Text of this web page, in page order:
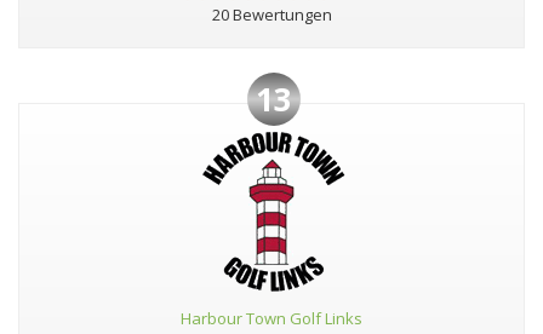
20 Bewertungen
13
Harbour Town Golf Links